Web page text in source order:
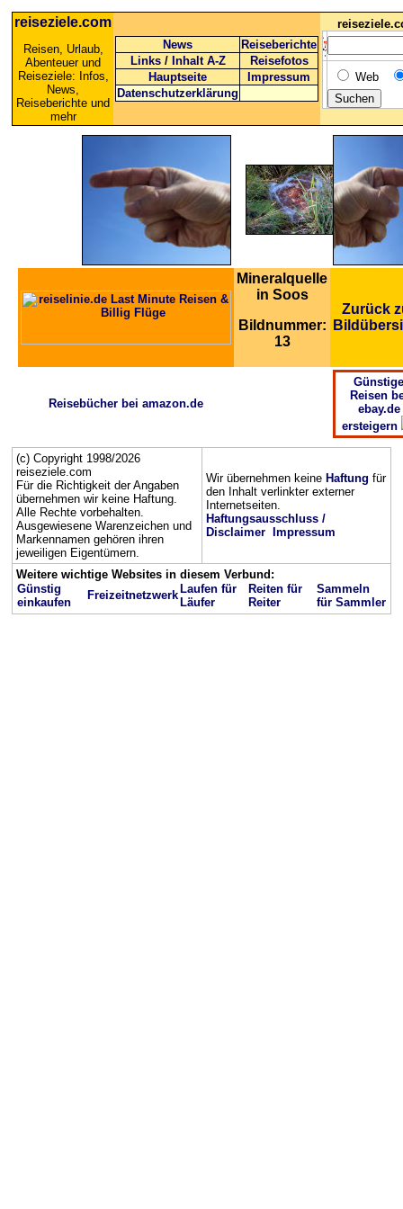
reiseziele.com
Reisen, Urlaub,
Abenteuer und
Reiseziele: Infos,
News,
Reiseberichte und
mehr
News
Reiseberichte
Links / Inhalt A-Z
Reisefotos
Hauptseite
Impressum
Datenschutzerklärung
Web
Mineralquelle
in Soos
Bildnummer:
13
Zurück
Reisebücher bei amazon.de
Günstige
Reisen
ebay.de
ersteigern
(c) Copyright 1998/2026
reiseziele.com
Für die Richtigkeit der Angaben
übernehmen wir keine Haftung.
Alle Rechte vorbehalten.
Ausgewiesene Warenzeichen und
Markennamen gehören ihren
jeweiligen Eigentümern.
Wir übernehmen keine Haftung für
den Inhalt verlinkter externer
Internetseiten.
Haftungsausschluss /
Disclaimer
Impressum
Weitere wichtige Websites in diesem Verbund:
Günstig
einkaufen
Freizeitnetzwerk Laufen für
Läufer
Reiten für
Reiter
Sammeln
für Sammler